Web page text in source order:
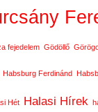
fejedelem Gödöllő
Habsburg Ferdinánd
Hét Halasi Hírek